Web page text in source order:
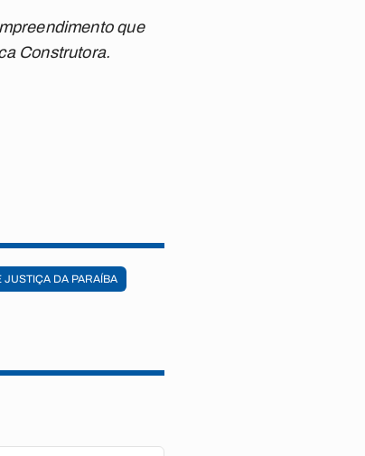
que
Construtora.
JUSTIÇA DA PARAÍBA